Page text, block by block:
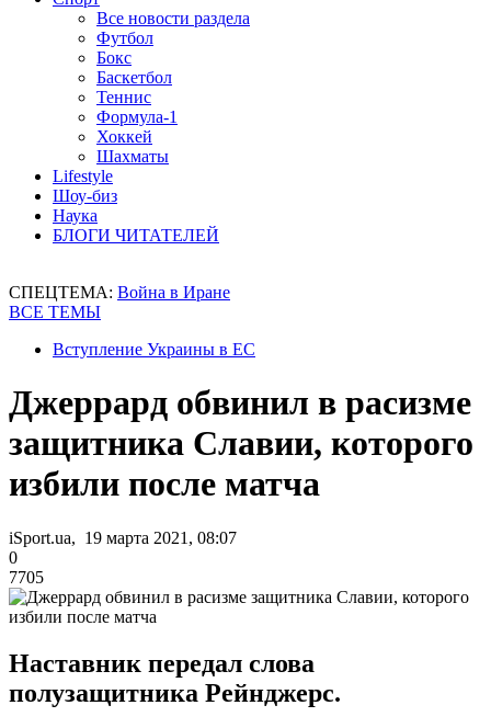
Все новости раздела
Футбол
Бокс
Баскетбол
Теннис
Формула-1
Хоккей
Шахматы
Lifestyle
Шоу-биз
Наука
БЛОГИ ЧИТАТЕЛЕЙ
СПЕЦТЕМА: Война в Иране
ВСЕ ТЕМЫ
Вступление Украины в ЕС
Джеррард обвинил в расизме
защитника Славии, которого
избили после матча
iSport.ua, 19 марта 2021, 08:07
0
7705
Наставник передал слова
полузащитника Рейнджерс.